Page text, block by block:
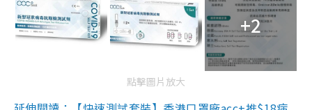
+2
點擊圖片放大